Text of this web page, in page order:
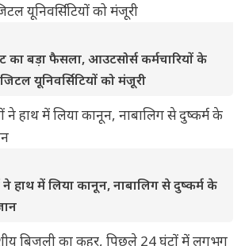
बड़ा फैसला, आउटसोर्स कर्मचारियों के
यूनिवर्सिटियों को मंजूरी
ने हाथ में लिया कानून, नाबालिग से दुष्कर्म के